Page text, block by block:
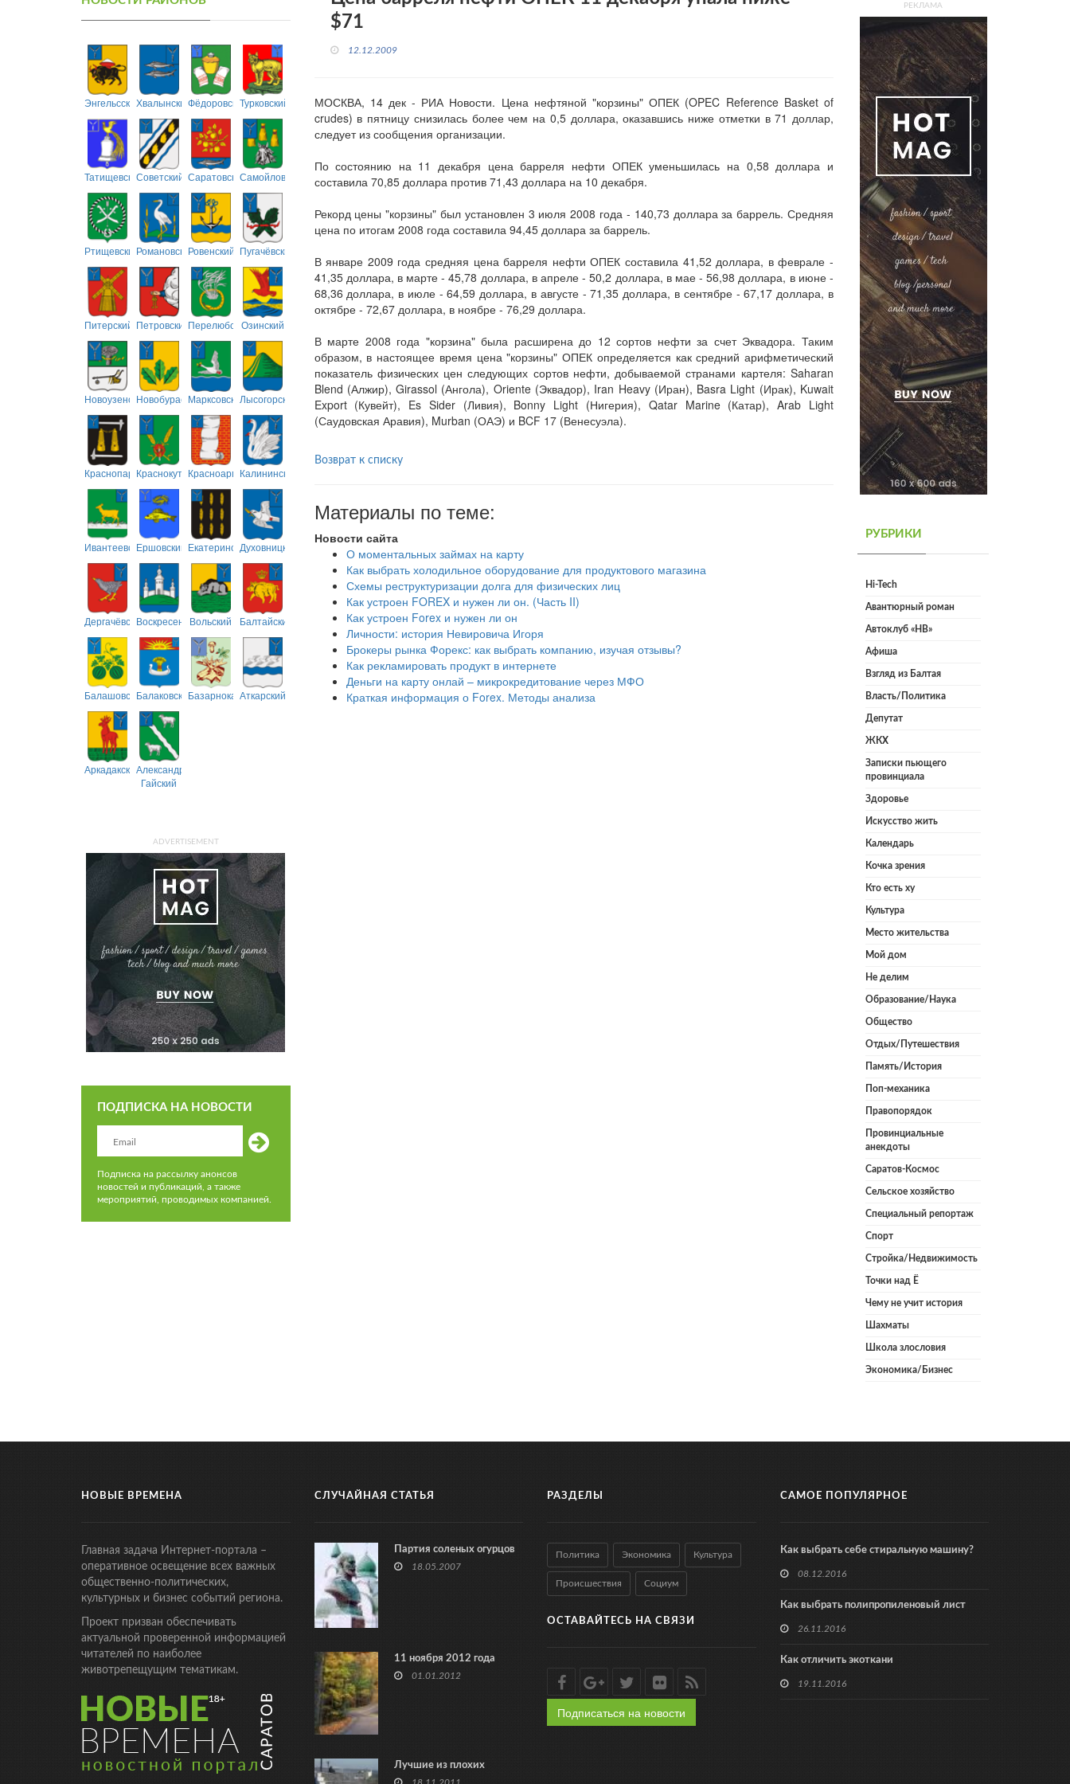
ЭнгельсскийХвалынскийФёдоровскийТурковский
ТатищевскийСоветский СаратовскийСамойловский
РтищевскийРомановскийРовенский Пугачёвский
Питерский ПетровскийПерелюбскийОзинский
НовоузенскийНовобурасскийМарксовскийЛысогорский
Краснопартизанский
КраснокутскийКрасноармейский
Калининский
ИвантеевскийЕршовский ЕкатериновскийДуховницкий
ДергачёвскийВоскресенскийВольский Балтайский
БалашовскийБалаковскийБазарнокарабулакский
Аткарский
АркадакскийАлександрово-
Гайский
ADVERTISEMENT
ПОДПИСКА НА НОВОСТИ
Подписка на рассылку анонсов
новостей и публикаций, а также
мероприятий, проводимых компанией.
$71
12.12.2009
МОСКВА, 14 дек - РИА Новости. Цена нефтяной "корзины" ОПЕК (OPEC Reference Basket of
crudes) в пятницу снизилась более чем на 0,5 доллара, оказавшись ниже отметки в 71 доллар,
следует из сообщения организации.
По состоянию на 11 декабря цена барреля нефти ОПЕК уменьшилась на 0,58 доллара и
составила 70,85 доллара против 71,43 доллара на 10 декабря.
Рекорд цены "корзины" был установлен 3 июля 2008 года - 140,73 доллара за баррель. Средняя
цена по итогам 2008 года составила 94,45 доллара за баррель.
В январе 2009 года средняя цена барреля нефти ОПЕК составила 41,52 доллара, в феврале -
41,35 доллара, в марте - 45,78 доллара, в апреле - 50,2 доллара, в мае - 56,98 доллара, в июне -
68,36 доллара, в июле - 64,59 доллара, в августе - 71,35 доллара, в сентябре - 67,17 доллара, в
октябре - 72,67 доллара, в ноябре - 76,29 доллара.
В марте 2008 года "корзина" была расширена до 12 сортов нефти за счет Эквадора. Таким
образом, в настоящее время цена "корзины" ОПЕК определяется как средний арифметический
показатель физических цен следующих сортов нефти, добываемой странами картеля: Saharan
Blend (Алжир), Girassol (Ангола), Oriente (Эквадор), Iran Heavy (Иран), Basra Light (Ирак), Kuwait
Export (Кувейт), Es Sider (Ливия), Bonny Light (Нигерия), Qatar Marine (Катар), Arab Light
(Саудовская Аравия), Murban (ОАЭ) и BCF 17 (Венесуэла).
Возврат к списку
Материалы по теме:
Новости сайта
О моментальных займах на карту
Как выбрать холодильное оборудование для продуктового магазина
Схемы реструктуризации долга для физических лиц
Как устроен FOREX и нужен ли он. (Часть II)
Как устроен Forex и нужен ли он
Личности: история Невировича Игоря
Брокеры рынка Форекс: как выбрать компанию, изучая отзывы?
Как рекламировать продукт в интернете
Деньги на карту онлай – микрокредитование через МФО
Краткая информация о Forex. Методы анализа
РЕКЛАМА
РУБРИКИ
Hi-Tech
Авантюрный роман
Автоклуб «НВ»
Афиша
Взгляд из Балтая
Власть/Политика
Депутат
ЖКХ
Записки пьющего
провинциала
Здоровье
Искусство жить
Календарь
Кочка зрения
Кто есть ху
Культура
Место жительства
Мой дом
Не делим
Образование/Наука
Общество
Отдых/Путешествия
Память/История
Поп-механика
Правопорядок
Провинциальные
анекдоты
Саратов-Космос
Сельское хозяйство
Специальный репортаж
Спорт
Стройка/Недвижимость
Точки над Ё
Чему не учит история
Шахматы
Школа злословия
Экономика/Бизнес
НОВЫЕ ВРЕМЕНА
Главная задача Интернет-портала –
оперативное освещение всех важных
общественно-политических,
культурных и бизнес событий региона.
Проект призван обеспечивать
актуальной проверенной информацией
читателей по наиболее
животрепещущим тематикам.
СЛУЧАЙНАЯ СТАТЬЯ
Партия соленых огурцов
18.05.2007
11 ноября 2012 года
01.01.2012
Лучшие из плохих
РАЗДЕЛЫ
Политика Экономика Культура
Происшествия Социум
ОСТАВАЙТЕСЬ НА СВЯЗИ
Подписаться на новости
САМОЕ ПОПУЛЯРНОЕ
Как выбрать себе стиральную машину?
08.12.2016
Как выбрать полипропиленовый лист
26.11.2016
Как отличить экоткани
19.11.2016